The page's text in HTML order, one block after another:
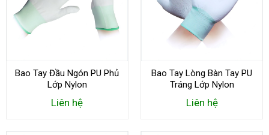
Bao Tay Đầu Ngón PU Phủ
Lớp Nylon
Liên hệ
Bao Tay Lòng Bàn Tay PU
Tráng Lớp Nylon
Liên hệ